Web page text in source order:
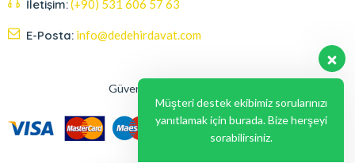
İletişim:(+90) 531 606 57 63
E-Posta: info@dedehirdavat.com
Güvenli Ödeme Seçenekleri
Müşteri destek ekibimiz sorularınızı
yanıtlamak için burada. Bize herşeyi
sorabilirsiniz.